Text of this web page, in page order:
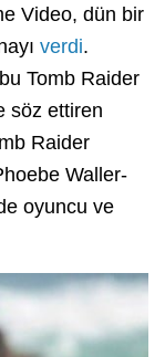
Video, dün bir
verdi.
Tomb Raider
söz ettiren
Raider
Waller-
oyuncu ve